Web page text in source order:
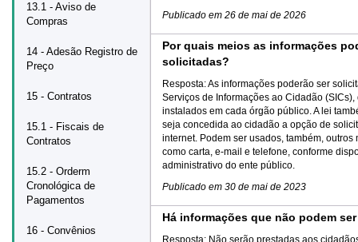
13.1 - Aviso de
Compras
14 - Adesão Registro de
Preço
15 - Contratos
15.1 - Fiscais de
Contratos
15.2 - Orderm
Cronológica de
Pagamentos
16 - Convênios
Publicado em 26 de mai de 2026
Por quais meios as informações
solicitadas?
Resposta:As informações poderão ser
Serviços de Informações ao Cidadão (SICs),
instalados em cada órgão público. A lei
seja concedida ao cidadão a opção de
internet. Podem ser usados, também, outros
como carta, e-mail e telefone, conforme
administrativo do ente público.
Publicado em 30 de mai de 2023
Há informações que não podem
Resposta: Não serão prestadas aos